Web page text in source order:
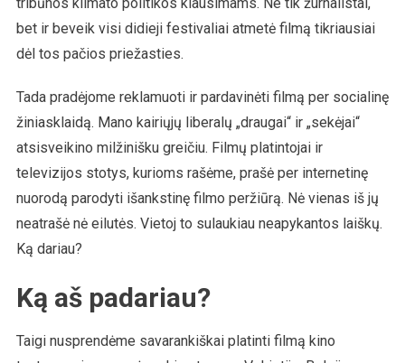
bet ir beveik visi didieji festivaliai atmetė filmą tikriausiai
dėl tos pačios priežasties.
Tada pradėjome reklamuoti ir pardavinėti filmą per socialinę
žiniasklaidą. Mano kairiųjų liberalų „draugai“ ir „sekėjai“
atsisveikino milžinišku greičiu. Filmų platintojai ir
televizijos stotys, kurioms rašėme, prašė per internetinę
nuorodą parodyti išankstinę filmo peržiūrą. Nė vienas iš jų
neatrašė nė eilutės. Vietoj to sulaukiau neapykantos laiškų.
Ką dariau?
Ką aš padariau?
Taigi nusprendėme savarankiškai platinti filmą kino